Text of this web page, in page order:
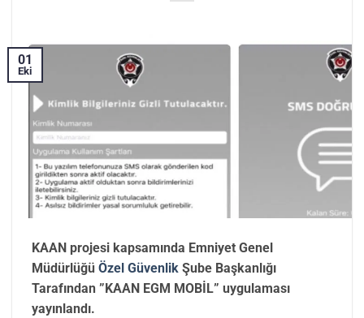
01
Eki
KAAN projesi kapsamında Emniyet Genel
Müdürlüğü Özel Güvenlik Şube Başkanlığı
Tarafından ”KAAN EGM MOBİL” uygulaması
yayınlandı.